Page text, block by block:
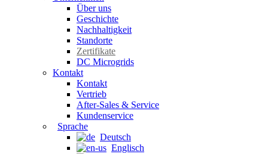
Über uns
Geschichte
Nachhaltigkeit
Standorte
Zertifikate
DC Microgrids
Kontakt
Kontakt
Vertrieb
After-Sales & Service
Kundenservice
Sprache
Deutsch
Englisch